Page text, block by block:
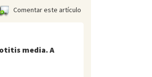
Comentar este artículo
media. A